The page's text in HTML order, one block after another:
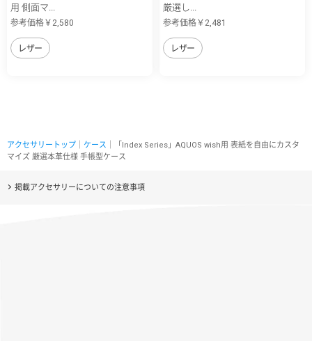
用 側面マ...
参考価格￥2,580
レザー
厳選し...
参考価格￥2,481
レザー
アクセサリートップ ケース ｜「Index Series」AQUOS wish用 表紙を自由にカスタ
マイズ 厳選本革仕様 手帳型ケース
掲載アクセサリーについての注意事項